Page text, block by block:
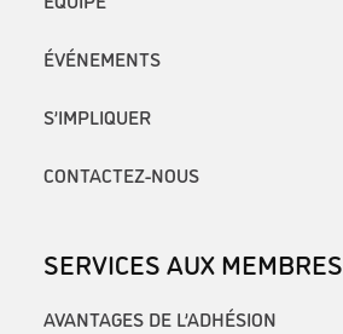
ÉVÉNEMENTS
S’IMPLIQUER
CONTACTEZ-NOUS
SERVICES AUX MEMBRES
AVANTAGES DE L’ADHÉSION